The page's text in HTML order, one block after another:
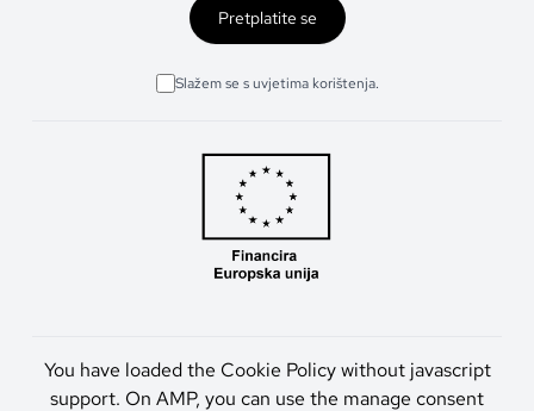
Pretplatite se
Slažem se s uvjetima korištenja.
You have loaded the Cookie Policy without javascript
support. On AMP, you can use the manage consent